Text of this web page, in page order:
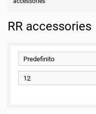
RR accessories